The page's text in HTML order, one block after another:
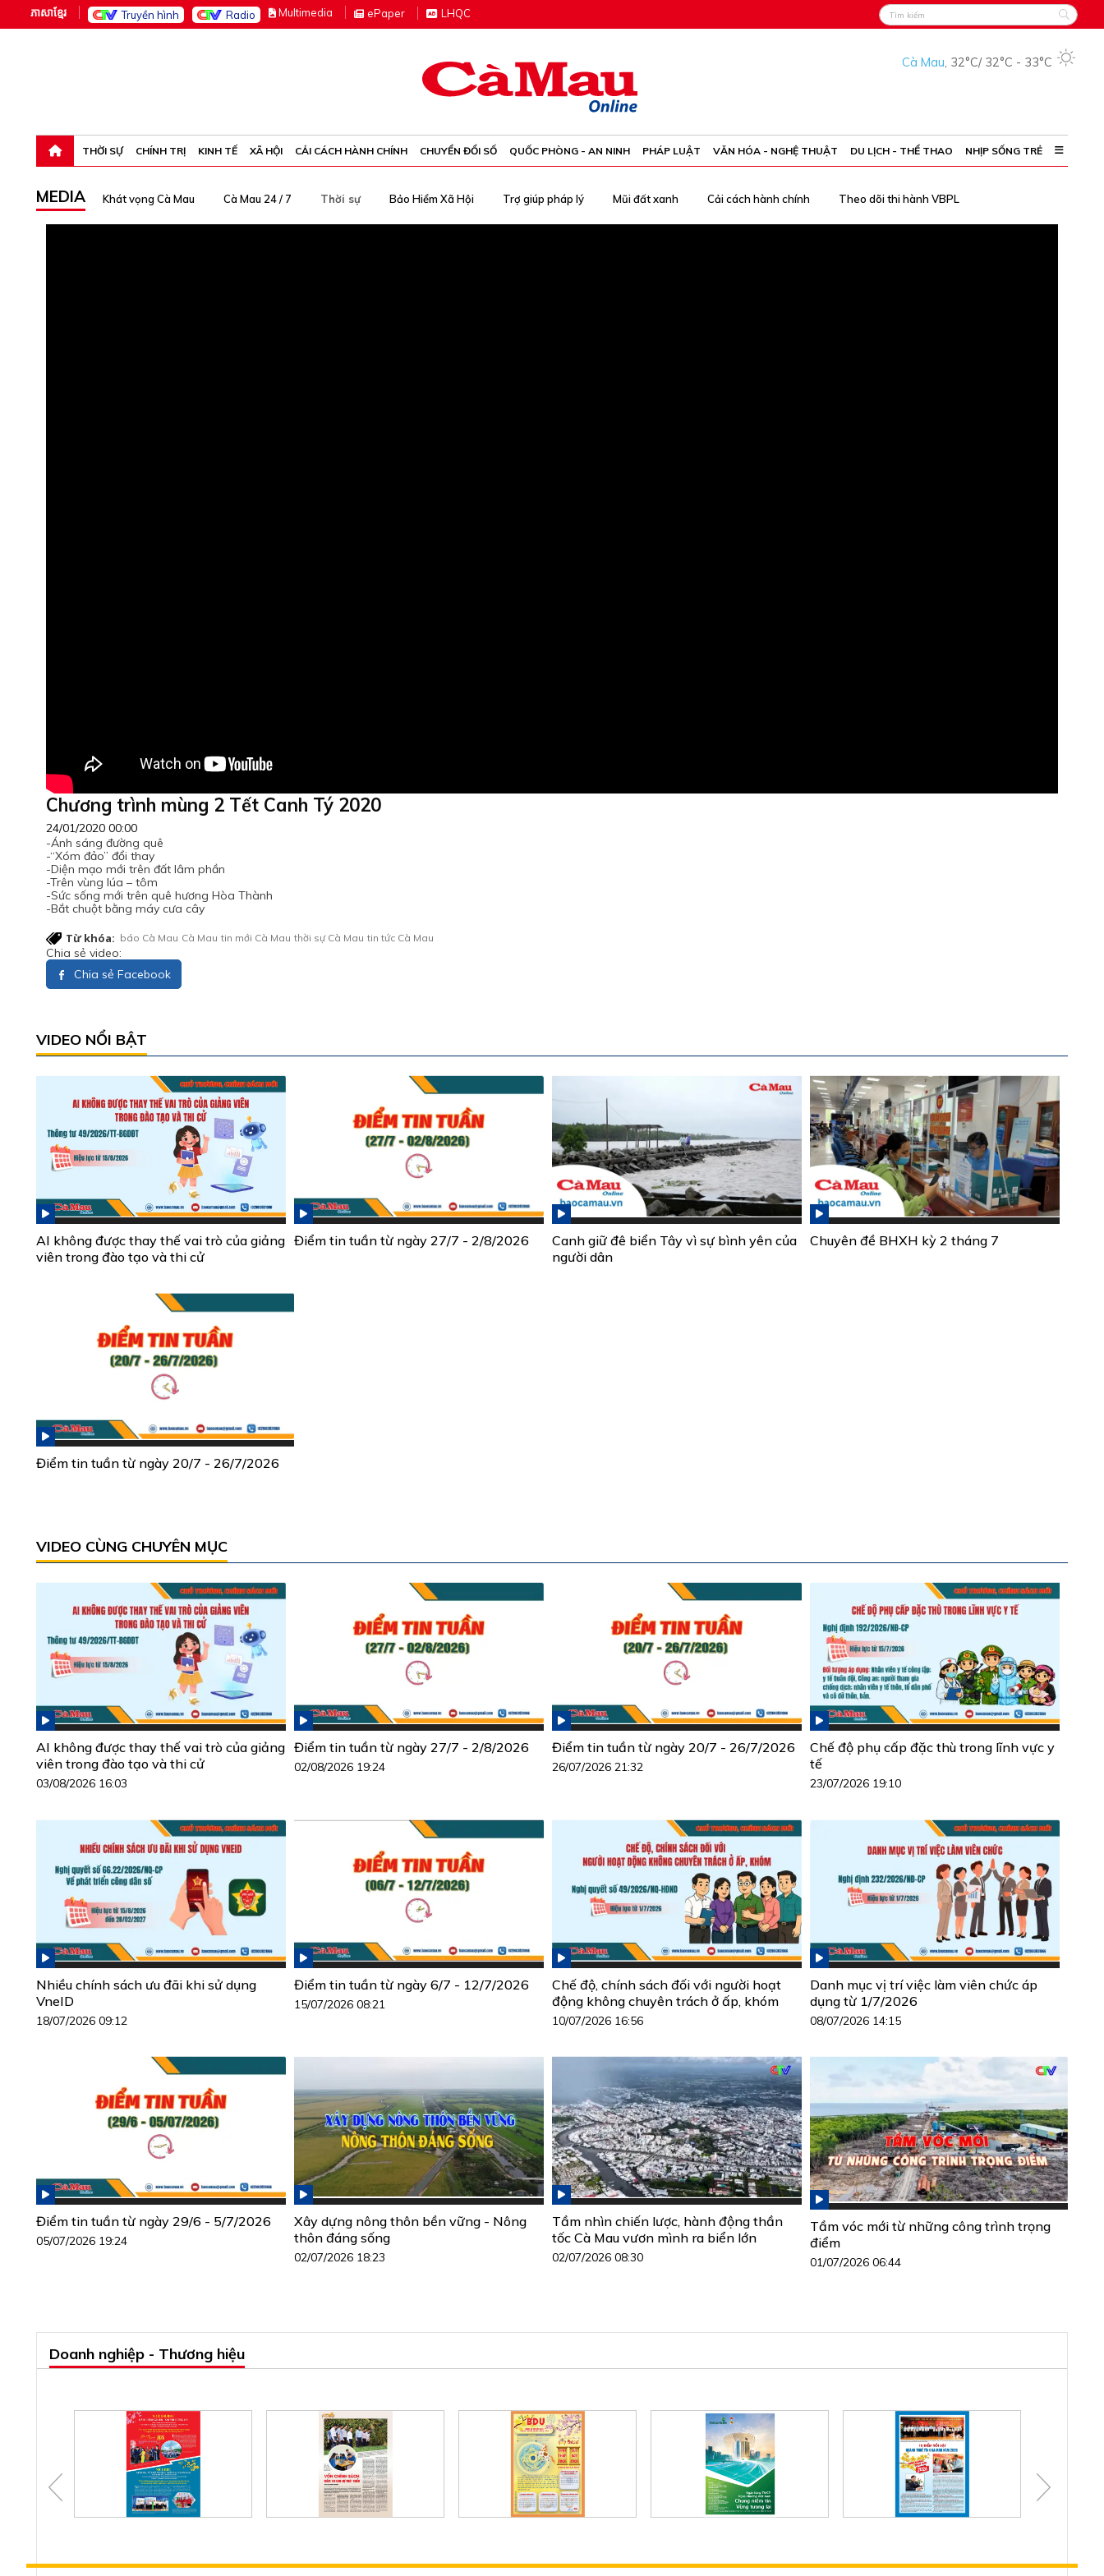
ភាសាខ្មែរ Truyền hình Radio Multimedia ePaper LHQC
Cà Mau, 32°C/ 32°C - 33°C
THỜI SỰ CHÍNH TRỊ KINH TẾ XÃ HỘI CẢI CÁCH HÀNH CHÍNH CHUYỂN ĐỔI SỐ QUỐC PHÒNG - AN NINH PHÁP LUẬT VĂN HÓA - NGHỆ THUẬT DU LỊCH - THỂ THAO NHỊP SỐNG TRẺ
MEDIA Khát vọng Cà Mau Cà Mau 24 / 7 Thời sự Bảo Hiểm Xã Hội Trợ giúp pháp lý Mũi đất xanh Cải cách hành chính Theo dõi thi hành VBPL
Chương trình mùng 2 Tết Canh Tý 2020
24/01/2020 00:00
-Ánh sáng đường quê
-“Xóm đảo” đổi thay
-Diện mạo mới trên đất lâm phần
-Trên vùng lúa – tôm
-Sức sống mới trên quê hương Hòa Thành
-Bắt chuột bằng máy cưa cây
Từ khóa: báo Cà Mau Cà Mau tin mới Cà Mau thời sự Cà Mau tin tức Cà Mau
Chia sẻ video:
Chia sẻ Facebook
VIDEO NỔI BẬT
AI không được thay thế vai trò của giảng
viên trong đào tạo và thi cử
Điểm tin tuần từ ngày 27/7 - 2/8/2026
Canh giữ đê biển Tây vì sự bình yên của
người dân
Chuyên đề BHXH kỳ 2 tháng 7
Điểm tin tuần từ ngày 20/7 - 26/7/2026
VIDEO CÙNG CHUYÊN MỤC
AI không được thay thế vai trò của giảng
viên trong đào tạo và thi cử
03/08/2026 16:03
Điểm tin tuần từ ngày 27/7 - 2/8/2026
02/08/2026 19:24
Điểm tin tuần từ ngày 20/7 - 26/7/2026
26/07/2026 21:32
Chế độ phụ cấp đặc thù trong lĩnh vực y
tế
23/07/2026 19:10
Nhiều chính sách ưu đãi khi sử dụng
VneID
18/07/2026 09:12
Điểm tin tuần từ ngày 6/7 - 12/7/2026
15/07/2026 08:21
Chế độ, chính sách đối với người hoạt
động không chuyên trách ở ấp, khóm
10/07/2026 16:56
Danh mục vị trí việc làm viên chức áp
dụng từ 1/7/2026
08/07/2026 14:15
Điểm tin tuần từ ngày 29/6 - 5/7/2026
05/07/2026 19:24
Xây dựng nông thôn bền vững - Nông
thôn đáng sống
02/07/2026 18:23
Tầm nhìn chiến lược, hành động thần
tốc Cà Mau vươn mình ra biển lớn
02/07/2026 08:30
Tầm vóc mới từ những công trình trọng
điểm
01/07/2026 06:44
Doanh nghiệp - Thương hiệu